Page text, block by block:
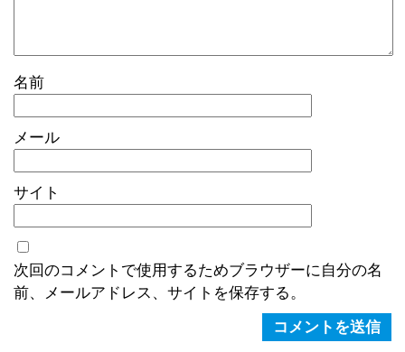
名前
メール
サイト
次回のコメントで使用するためブラウザーに自分の名
前、メールアドレス、サイトを保存する。